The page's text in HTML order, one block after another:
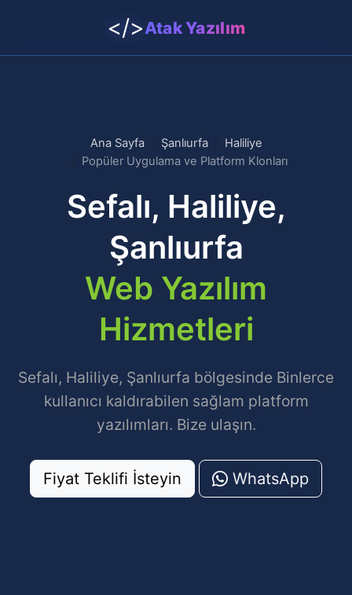
</>Atak Yazılım
Ana Sayfa Şanlıurfa
Haliliye
Popüler Uygulama ve Platform Klonları
Sefalı, Haliliye,
Şanlıurfa
Web Yazılım
Hizmetleri
Sefalı, Haliliye, Şanlıurfa bölgesinde Binlerce
kullanıcı kaldırabilen sağlam platform
yazılımları. Bize ulaşın.
Fiyat Teklifi İsteyin WhatsApp